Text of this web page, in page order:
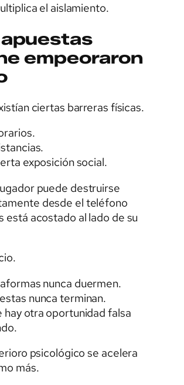
el aislamiento.
empeoraron
ciertas barreras físicas.
exposición social.
puede destruirse
desde el teléfono
está acostado al lado de su
nunca duermen.
nunca terminan.
hay otra oportunidad falsa
psicológico se acelera
más.